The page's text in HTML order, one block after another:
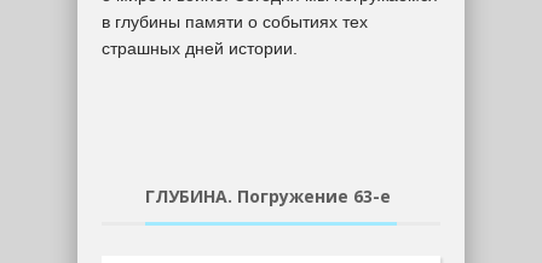
в глубины памяти о событиях тех
страшных дней истории.
ГЛУБИНА. Погружение 63-е